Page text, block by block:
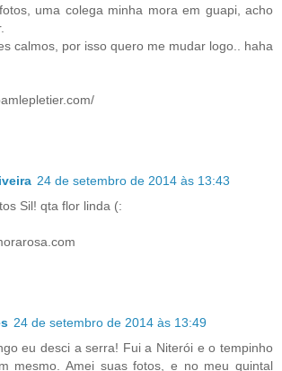
uma colega minha mora em guapi, acho
calmos, por isso quero me mudar logo.. haha
24 de setembro de 2014 às 13:43
Sil! qta flor linda (:
24 de setembro de 2014 às 13:49
eu desci a serra! Fui a Niterói e o tempinho
mesmo. Amei suas fotos, e no meu quintal